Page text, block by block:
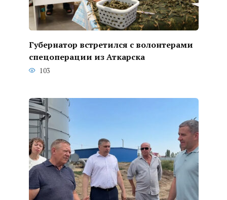
Губернатор встретился с волонтерами
спецоперации из Аткарска
103